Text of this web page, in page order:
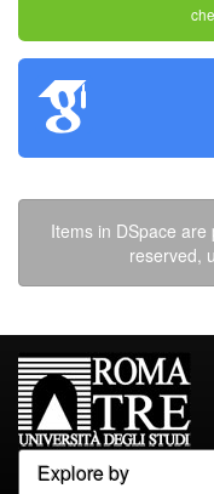
Items in DSpace
reserved,
Explore by